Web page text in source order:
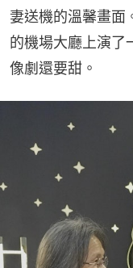
妻送機的溫馨畫面
的機場大廳上演了
像劇還要甜。